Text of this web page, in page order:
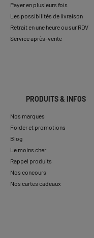
Payer en plusieurs fois
Les possibilités de livraison
Retrait en une heure ou sur RDV
Service après-vente
PRODUITS & INFOS
Nos marques
Folder et promotions
Blog
Le moins cher
Rappel produits
Nos concours
Nos cartes cadeaux